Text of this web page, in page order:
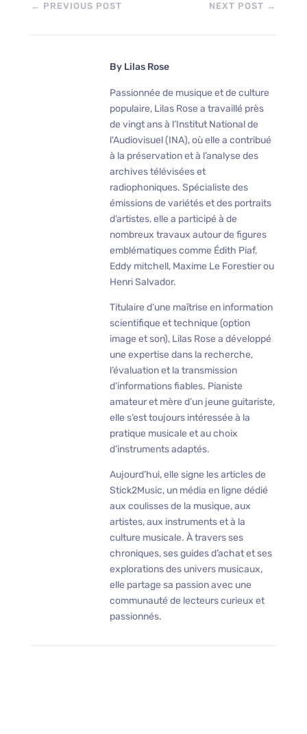
← PREVIOUS POST NEXT POST →
By Lilas Rose
Passionnée de musique et de culture
populaire, Lilas Rose a travaillé près
de vingt ans à l’Institut National de
l’Audiovisuel (INA), où elle a contribué
à la préservation et à l’analyse des
archives télévisées et
radiophoniques. Spécialiste des
émissions de variétés et des portraits
d’artistes, elle a participé à de
nombreux travaux autour de figures
emblématiques comme Édith Piaf,
Eddy mitchell, Maxime Le Forestier ou
Henri Salvador.
Titulaire d’une maîtrise en information
scientifique et technique (option
image et son), Lilas Rose a développé
une expertise dans la recherche,
l’évaluation et la transmission
d’informations fiables. Pianiste
amateur et mère d’un jeune guitariste,
elle s’est toujours intéressée à la
pratique musicale et au choix
d’instruments adaptés.
Aujourd’hui, elle signe les articles de
Stick2Music, un média en ligne dédié
aux coulisses de la musique, aux
artistes, aux instruments et à la
culture musicale. À travers ses
chroniques, ses guides d’achat et ses
explorations des univers musicaux,
elle partage sa passion avec une
communauté de lecteurs curieux et
passionnés.